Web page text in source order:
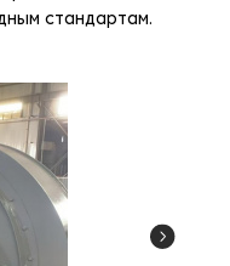
стандартам.